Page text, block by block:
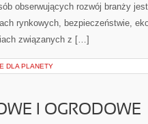
obserwujących rozwój branży
rynkowych, bezpieczeństwie,
związanych z […]
DLA PLANETY
I OGRODOWE